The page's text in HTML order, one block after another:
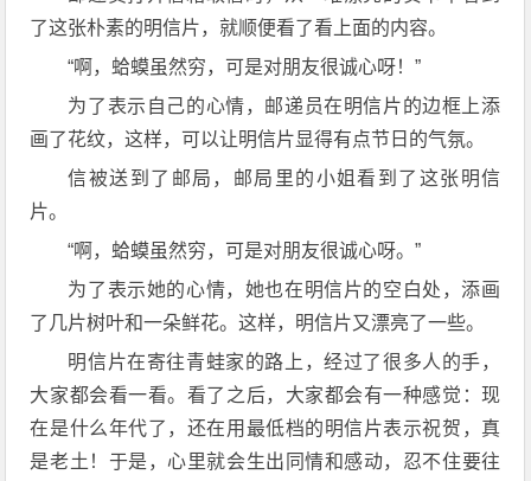
了这张朴素的明信片，就顺便看了看上面的内容。
“啊，蛤蟆虽然穷，可是对朋友很诚心呀！”
为了表示自己的心情，邮递员在明信片的边框上添
画了花纹，这样，可以让明信片显得有点节日的气氛。
信被送到了邮局，邮局里的小姐看到了这张明信
片。
“啊，蛤蟆虽然穷，可是对朋友很诚心呀。”
为了表示她的心情，她也在明信片的空白处，添画
了几片树叶和一朵鲜花。这样，明信片又漂亮了一些。
明信片在寄往青蛙家的路上，经过了很多人的手，
大家都会看一看。看了之后，大家都会有一种感觉：现
在是什么年代了，还在用最低档的明信片表示祝贺，真
是老土！于是，心里就会生出同情和感动，忍不住要往